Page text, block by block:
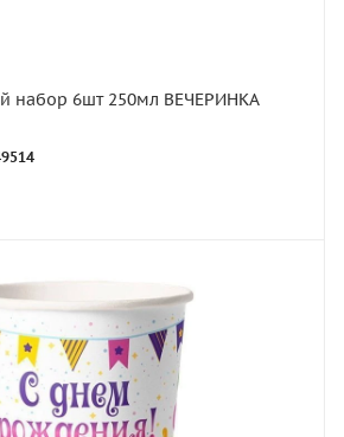
набор 6шт 250мл ВЕЧЕРИНКА